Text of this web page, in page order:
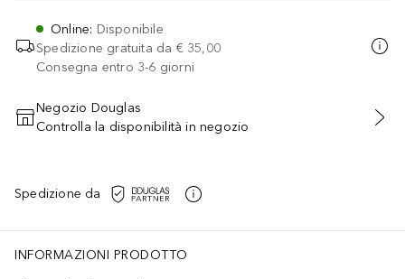
Online: Disponibile
Spedizione gratuita da € 35,00
Consegna entro 3-6 giorni
AGGIUNGI AL CARRELLO
Negozio Douglas
Controlla la disponibilità in negozio
Spedizione da
INFORMAZIONI PRODOTTO